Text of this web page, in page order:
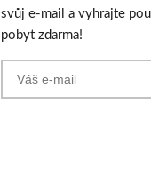
svůj e-mail a vyhrajte
pobyt zdarma!